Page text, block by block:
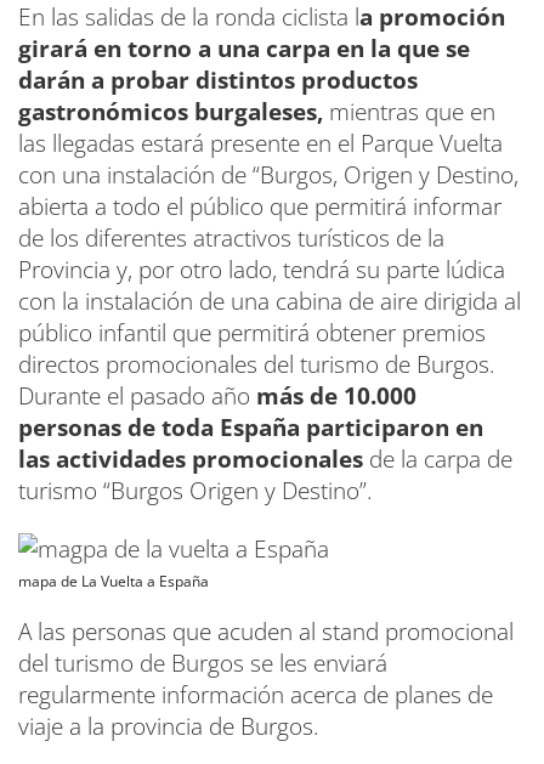
En las salidas de la ronda ciclista la promoción
girará en torno a una carpa en la que se
darán a probar distintos productos
gastronómicos burgaleses, mientras que en
las llegadas estará presente en el Parque Vuelta
con una instalación de “Burgos, Origen y Destino,
abierta a todo el público que permitirá informar
de los diferentes atractivos turísticos de la
Provincia y, por otro lado, tendrá su parte lúdica
con la instalación de una cabina de aire dirigida al
público infantil que permitirá obtener premios
directos promocionales del turismo de Burgos.
Durante el pasado año más de 10.000
personas de toda España participaron en
las actividades promocionales de la carpa de
turismo “Burgos Origen y Destino”.
mapa de La Vuelta a España
A las personas que acuden al stand promocional
del turismo de Burgos se les enviará
regularmente información acerca de planes de
viaje a la provincia de Burgos.